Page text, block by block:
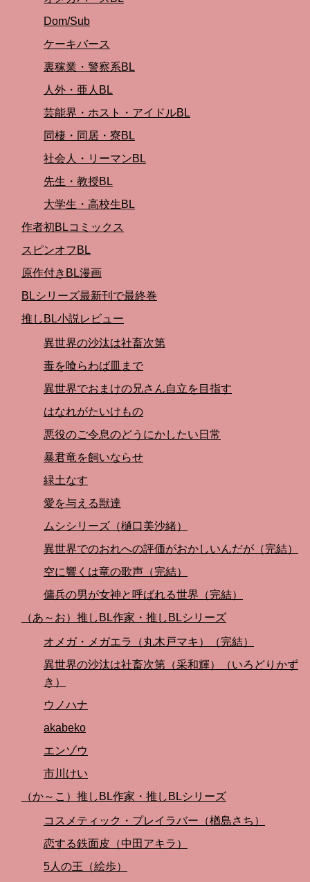
Dom/Sub
ケーキバース
裏稼業・警察系BL
人外・亜人BL
芸能界・ホスト・アイドルBL
同棲・同居・寮BL
社会人・リーマンBL
先生・教授BL
大学生・高校生BL
作者初BLコミックス
スピンオフBL
原作付きBL漫画
BLシリーズ最新刊で最終巻
推しBL小説レビュー
異世界の沙汰は社畜次第
毒を喰らわば皿まで
異世界でおまけの兄さん自立を目指す
はなれがたいけもの
悪役のご令息のどうにかしたい日常
暴君竜を飼いならせ
緑土なす
愛を与える獣達
ムシシリーズ（樋口美沙緒）
異世界でのおれへの評価がおかしいんだが（完結）
空に響くは竜の歌声（完結）
傭兵の男が女神と呼ばれる世界（完結）
（あ～お）推しBL作家・推しBLシリーズ
オメガ・メガエラ（丸木戸マキ）（完結）
異世界の沙汰は社畜次第（采和輝）（いろどりかず
き）
ウノハナ
akabeko
エンゾウ
市川けい
（か～こ）推しBL作家・推しBLシリーズ
コスメティック・プレイラバー（楢島さち）
恋する鉄面皮（中田アキラ）
5人の王（絵歩）